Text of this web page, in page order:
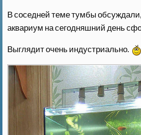
В соседней теме тумбы
аквариум на сегодняшний день
Выглядит очень индустриально.